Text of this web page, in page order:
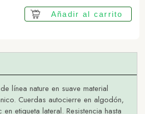
Añadir al carrito
línea nature en suave material
Cuerdas autocierre en algodón,
etiqueta lateral. Resistencia hasta